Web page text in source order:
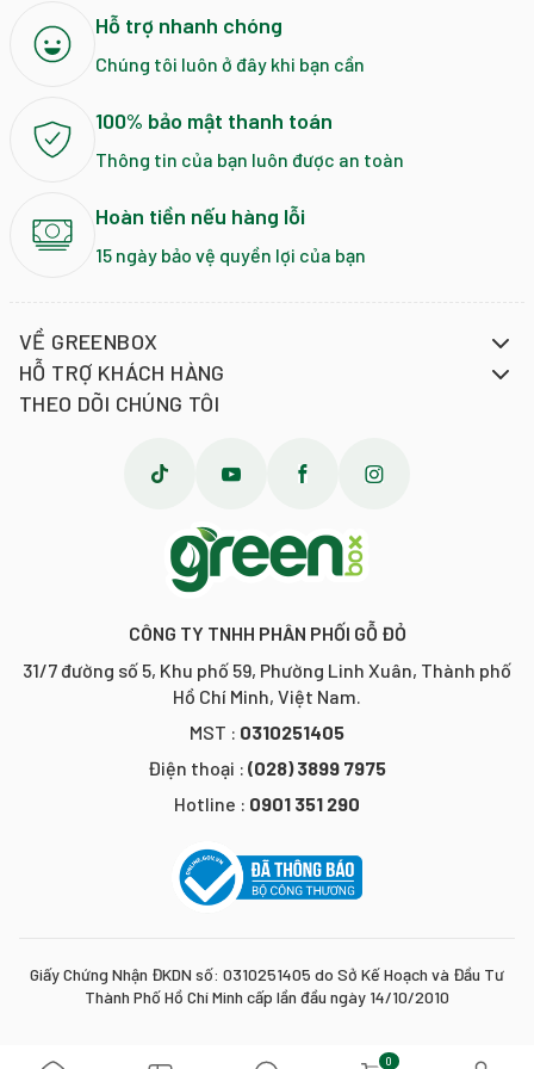
Hỗ trợ nhanh chóng
Chúng tôi luôn ở đây khi bạn cần
100% bảo mật thanh toán
Thông tin của bạn luôn được an toàn
Hoàn tiền nếu hàng lỗi
15 ngày bảo vệ quyền lợi của bạn
CÔNG TY TNHH PHÂN PHỐI GỖ ĐỎ
31/7 đường số 5, Khu phố 59, Phường Linh Xuân, Thành phố
Hồ Chí Minh, Việt Nam.
MST : 0310251405
Điện thoại : (028) 3899 7975
Hotline : 0901 351 290
VỀ GREENBOX
HỖ TRỢ KHÁCH HÀNG
THEO DÕI CHÚNG TÔI
Giấy Chứng Nhận ĐKDN số: 0310251405 do Sở Kế Hoạch và Đầu Tư
Thành Phố Hồ Chí Minh cấp lần đầu ngày 14/10/2010
0